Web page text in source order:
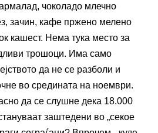
чоколадо млечно
зачин, кафе пржено мелено
кашест. Нема тука место за
трошоци. Има само
да не се разболи и
во средината на ноември.
да се слушне дека 18.000
заштедени во „секое